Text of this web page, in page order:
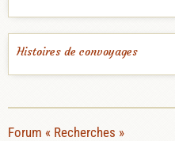
Histoires de convoyages
Forum « Recherches »